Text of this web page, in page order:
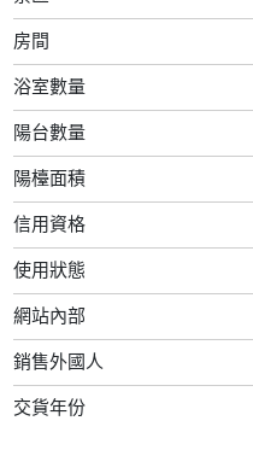
房間
浴室數量
陽台數量
陽檯面積
信用資格
使用狀態
網站內部
銷售外國人
交貨年份